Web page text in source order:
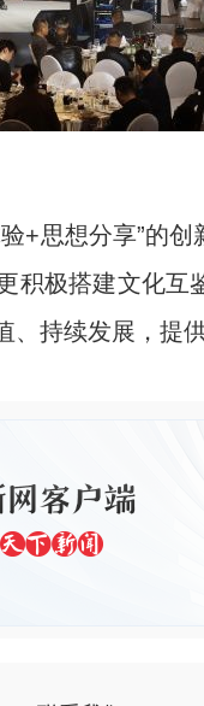
思想分享”的创
积极搭建文化
、持续发展，提